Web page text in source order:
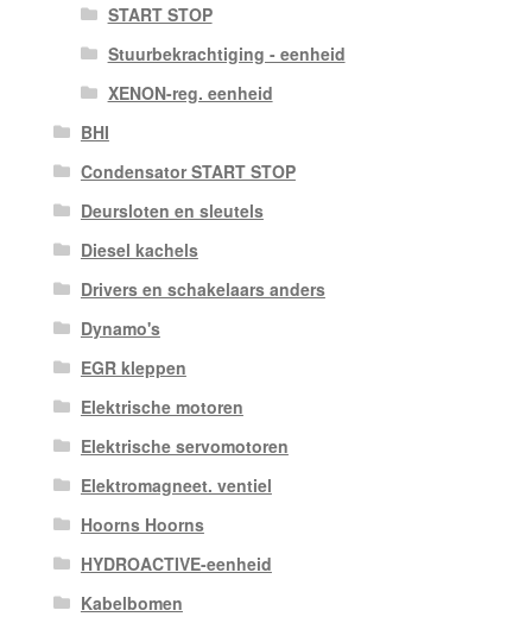
START STOP
Stuurbekrachtiging - eenheid
XENON-reg. eenheid
BHI
Condensator START STOP
Deursloten en sleutels
Diesel kachels
Drivers en schakelaars anders
Dynamo's
EGR kleppen
Elektrische motoren
Elektrische servomotoren
Elektromagneet. ventiel
Hoorns Hoorns
HYDROACTIVE-eenheid
Kabelbomen